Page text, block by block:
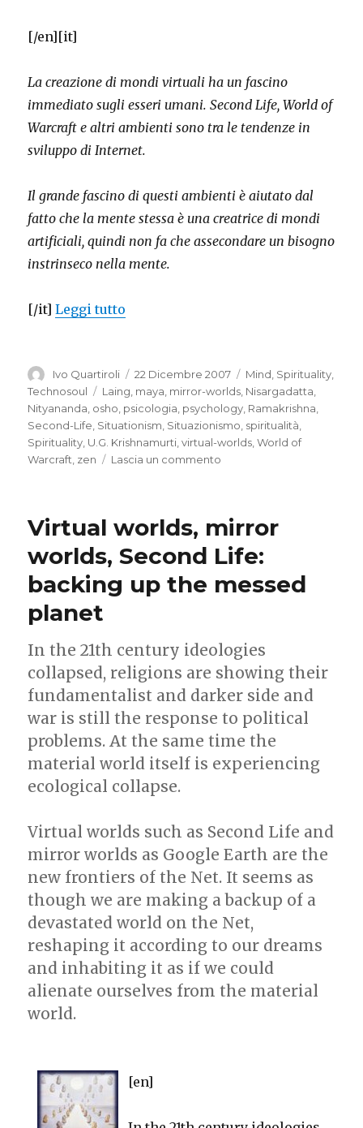
[/en][it]
La creazione di mondi virtuali ha un fascino
immediato sugli esseri umani. Second Life, World of
Warcraft e altri ambienti sono tra le tendenze in
sviluppo di Internet.
Il grande fascino di questi ambienti è aiutato dal
fatto che la mente stessa è una creatrice di mondi
artificiali, quindi non fa che assecondare un bisogno
instrinseco nella mente.
[/it]Leggi tutto
Autore
Ivo Quartiroli
Pubblicato
il
22 Dicembre 2007 Categorie
Mind Spirituality
Technosoul
Tag
Laing maya mirror-worlds Nisargadatta
Nityananda osho psicologia psychology Ramakrishna
Second-Life Situationism Situazionismo spiritualità
Spirituality U.G. Krishnamurti ,virtual-worlds ,World of
Warcraft zen Lascia un commento
Maya
2.0
Virtual worlds, mirror
worlds, Second Life:
backing up the messed
planet
In the 21th century ideologies
collapsed, religions are showing their
fundamentalist and darker side and
war is still the response to political
problems. At the same time the
material world itself is experiencing
ecological collapse.
Virtual worlds such as Second Life and
mirror worlds as Google Earth are the
new frontiers of the Net. It seems as
though we are making a backup of a
devastated world on the Net,
reshaping it according to our dreams
and inhabiting it as if we could
alienate ourselves from the material
world.
[en]